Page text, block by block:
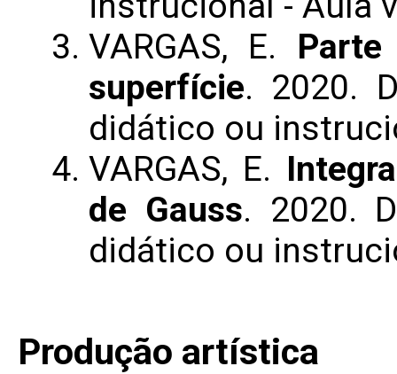
VARGAS, E.
superfície. 2020.
didático ou
VARGAS, E.
de Gauss. 2020.
didático ou
Produção artística